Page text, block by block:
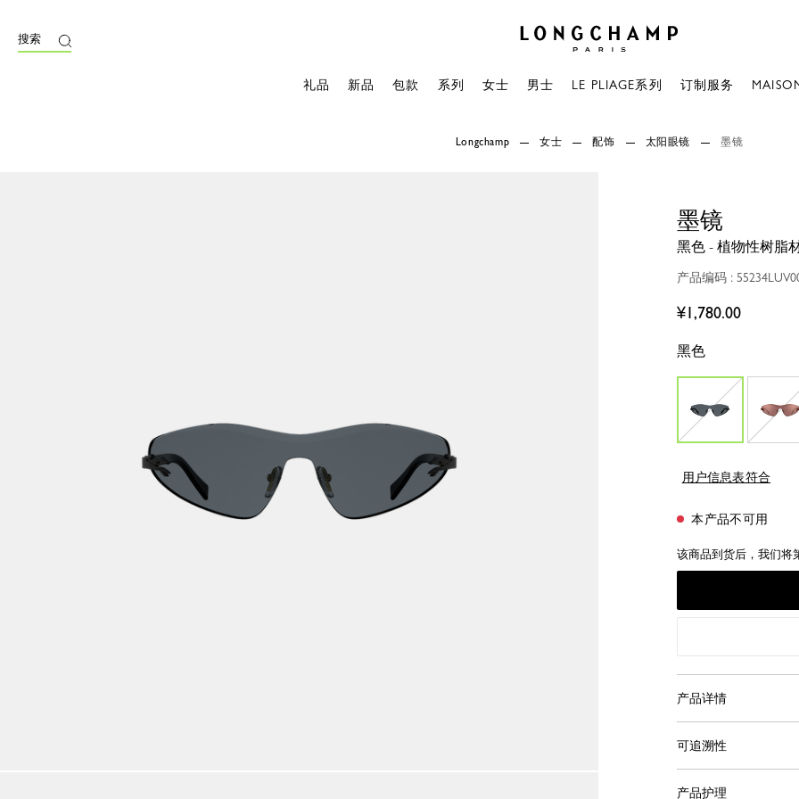
搜索
礼品 新品 包款 系列 女士 男士 LE PLIAGE系列 订制服务
Longchamp 女士 配饰 太阳眼镜 墨镜
墨镜
黑色 - 植物性树脂
产品编码 :
¥1,780.00
黑色
用户信息表符合
本产品不可用
该商品到货后，我们将
产品详情
可追溯性
产品护理